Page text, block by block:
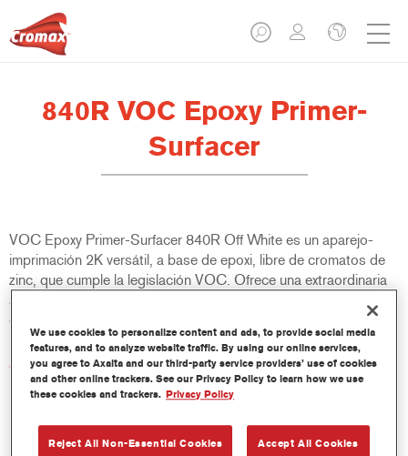
840R VOC Epoxy Primer-
Surfacer
VOC Epoxy Primer-Surfacer 840R Off White es un aparejo-
imprimación 2K versátil, a base de epoxi, libre de cromatos de
zinc, que cumple la legislación VOC. Ofrece una extraordinaria
adherencia y resistencia a la corrosión, y cumple los requisitos
de homologación de ciertos fabricantes de automóviles.
Características del producto
Adecuado para ser usado como aparejo lijable o no lijable.
Se puede usar sobre fondos rugosos, como metales
chorreados con arena.
Recomendado como primera mano sobre metales
We use cookies to personalize content and ads, to provide social media
features, and to analyze website traffic. By using our online services,
you agree to Axalta and our third-party service providers’ use of cookies
and other online trackers. See our Privacy Policy to learn how we use
these cookies and trackers. Privacy Policy
Reject All Non-Essential Cookies Accept All Cookies